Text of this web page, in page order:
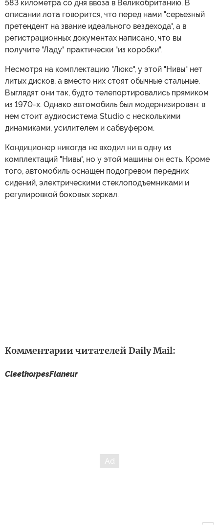
583 километра со дня ввоза в Великобританию. В
описании лота говорится, что перед нами "серьезный
претендент на звание идеального вездехода", а в
регистрационных документах написано, что вы
получите "Ладу" практически "из коробки".
Несмотря на комплектацию "Люкс", у этой "Нивы" нет
литых дисков, а вместо них стоят обычные стальные.
Выглядят они так, будто телепортировались прямиком
из 1970-х. Однако автомобиль был модернизирован: в
нем стоит аудиосистема Studio с несколькими
динамиками, усилителем и сабвуфером.
Кондиционер никогда не входил ни в одну из
комплектаций "Нивы", но у этой машины он есть. Кроме
того, автомобиль оснащен подогревом передних
сидений, электрическими стеклоподъемниками и
регулировкой боковых зеркал.
Комментарии читателей Daily Mail:
CleethorpesFlaneur